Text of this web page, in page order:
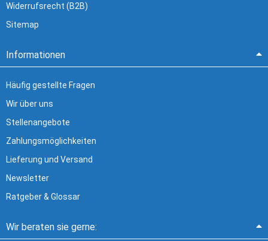
Widerrufsrecht (B2B)
Sitemap
Informationen
Häufig gestellte Fragen
Wir über uns
Stellenangebote
Zahlungsmöglichkeiten
Lieferung und Versand
Newsletter
Ratgeber & Glossar
Wir beraten sie gerne: